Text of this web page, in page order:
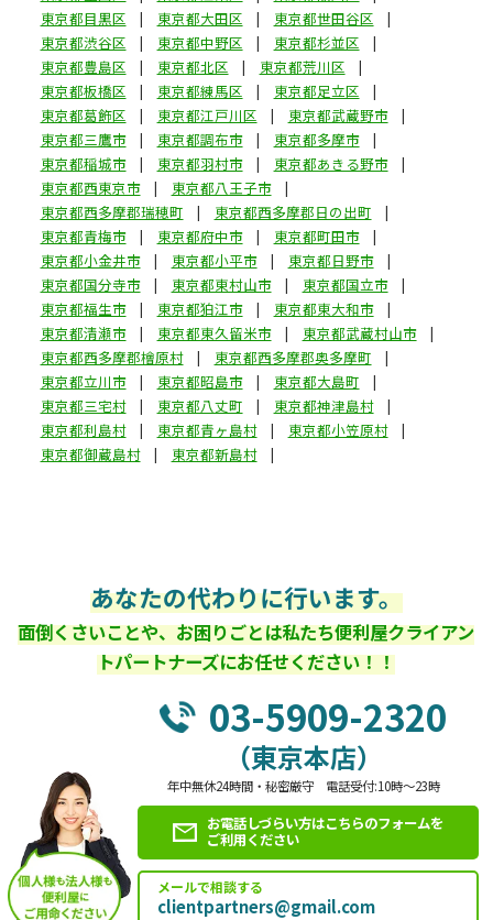
東京都目黒区
東京都大田区
東京都世田谷区
東京都渋谷区
東京都中野区
東京都杉並区
東京都豊島区
東京都北区
東京都荒川区
東京都板橋区
東京都練馬区
東京都足立区
東京都葛飾区
東京都江戸川区
東京都武蔵野市
東京都三鷹市
東京都調布市
東京都多摩市
東京都稲城市
東京都羽村市
東京都あきる野市
東京都西東京市
東京都八王子市
東京都西多摩郡瑞穂町
東京都西多摩郡日の出町
東京都青梅市
東京都府中市
東京都町田市
東京都小金井市
東京都小平市
東京都日野市
東京都国分寺市
東京都東村山市
東京都国立市
東京都福生市
東京都狛江市
東京都東大和市
東京都清瀬市
東京都東久留米市
東京都武蔵村山市
東京都西多摩郡檜原村
東京都西多摩郡奥多摩町
東京都立川市
東京都昭島市
東京都大島町
東京都三宅村
東京都八丈町
東京都神津島村
東京都利島村
東京都青ヶ島村
東京都小笠原村
東京都御蔵島村
東京都新島村
あなたの代わりに行います。
面倒くさいことや、お困りごとは私たち便利屋クライアン
トパートナーズにお任せください！！
03-5909-2320
（東京本店）
年中無休24時間・秘密厳守 電話受付:10時～23時
お電話しづらい方はこちらのフォームを
ご利用ください
メールで相談する
clientpartners@gmail.com